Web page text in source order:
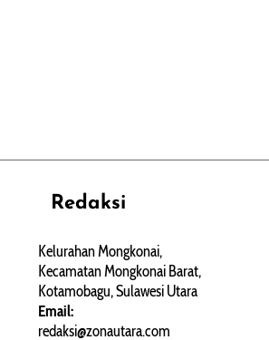
Redaksi
Kelurahan Mongkonai,
Kecamatan Mongkonai Barat,
Kotamobagu, Sulawesi Utara
Email:
redaksi@zonautara.com